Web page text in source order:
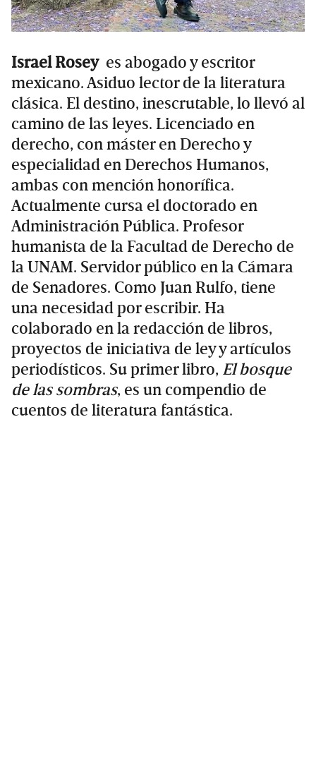
Israel Roseyes abogado y escritor
mexicano. Asiduo lector de la literatura
clásica. El destino, inescrutable, lo llevó al
camino de las leyes. Licenciado en
derecho, con máster en Derecho y
especialidad en Derechos Humanos,
ambas con mención honorífica.
Actualmente cursa el doctorado en
Administración Pública. Profesor
humanista de la Facultad de Derecho de
la UNAM. Servidor público en la Cámara
de Senadores. Como Juan Rulfo, tiene
una necesidad por escribir. Ha
colaborado en la redacción de libros,
proyectos de iniciativa de ley y artículos
periodísticos. Su primer libro, El bosque
de las sombras, es un compendio de
cuentos de literatura fantástica.